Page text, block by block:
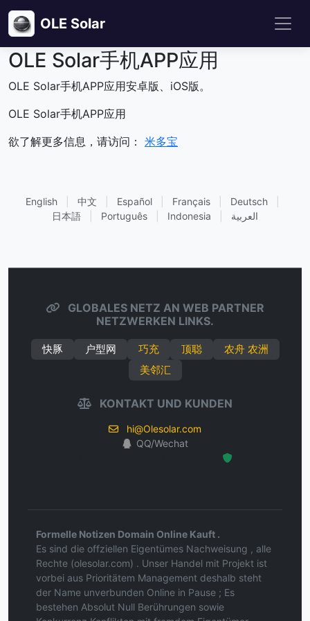
OLE Solar
OLE Solar手机APP应用
OLE Solar手机APP应用安卓版、iOS版。
OLE Solar手机APP应用
欲了解更多信息，请访问： 米多宝
English 中文 Español Français Deutsch
日本語
Português Indonesia العربية
GLOBALES NETZ AN WEB PARTNER
NETZWERKEN LINKS.
快豚 户型网 巧充 顶聪
农舟 农洲
美邻汇
KONTAKT UND KUNDEN
hi@Olesolar.com
QQ/Wechat
Formelle Notizen Domain Online Kauft .
Es sind die offziellen Eigentümes Nachweisung , alle
Rechte (olesolar.com) . Unser Handel mit Projekt ist
vorbei aus Prioritätem Management deshalb steht
der Name unverbunden Online in Pause ; Es
bestehen Absolut Null Berührungen sowie